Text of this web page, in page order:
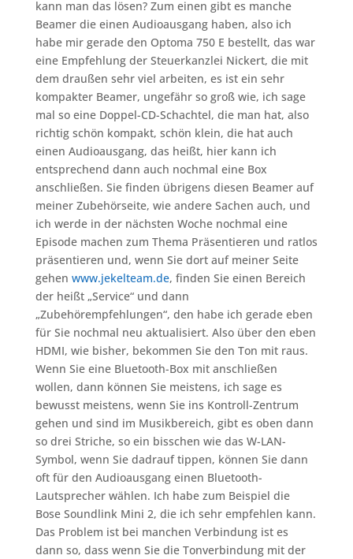
kann man das lösen? Zum einen gibt es manche
Beamer die einen Audioausgang haben, also ich
habe mir gerade den Optoma 750 E bestellt, das war
eine Empfehlung der Steuerkanzlei Nickert, die mit
dem draußen sehr viel arbeiten, es ist ein sehr
kompakter Beamer, ungefähr so groß wie, ich sage
mal so eine Doppel-CD-Schachtel, die man hat, also
richtig schön kompakt, schön klein, die hat auch
einen Audioausgang, das heißt, hier kann ich
entsprechend dann auch nochmal eine Box
anschließen. Sie finden übrigens diesen Beamer auf
meiner Zubehörseite, wie andere Sachen auch, und
ich werde in der nächsten Woche nochmal eine
Episode machen zum Thema Präsentieren und ratlos
präsentieren und, wenn Sie dort auf meiner Seite
gehen www.jekelteam.de, finden Sie einen Bereich
der heißt „Service“ und dann
„Zubehörempfehlungen“, den habe ich gerade eben
für Sie nochmal neu aktualisiert. Also über den eben
HDMI, wie bisher, bekommen Sie den Ton mit raus.
Wenn Sie eine Bluetooth-Box mit anschließen
wollen, dann können Sie meistens, ich sage es
bewusst meistens, wenn Sie ins Kontroll-Zentrum
gehen und sind im Musikbereich, gibt es oben dann
so drei Striche, so ein bisschen wie das W-LAN-
Symbol, wenn Sie dadrauf tippen, können Sie dann
oft für den Audioausgang einen Bluetooth-
Lautsprecher wählen. Ich habe zum Beispiel die
Bose Soundlink Mini 2, die ich sehr empfehlen kann.
Das Problem ist bei manchen Verbindung ist es
dann so, dass wenn Sie die Tonverbindung mit der